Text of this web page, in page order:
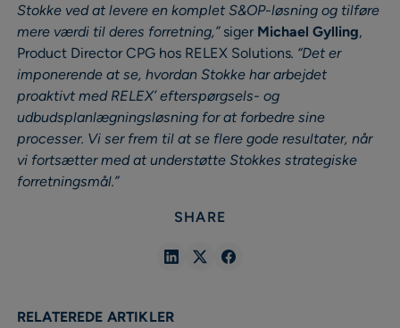
Stokke ved at levere en komplet S&OP-løsning og tilføre
mere værdi til deres forretning,” siger Michael Gylling,
Product Director CPG hos RELEX Solutions. “Det er
imponerende at se, hvordan Stokke har arbejdet
proaktivt med RELEX’ efterspørgsels- og
udbudsplanlægningsløsning for at forbedre sine
processer. Vi ser frem til at se flere gode resultater, når
vi fortsætter med at understøtte Stokkes strategiske
forretningsmål.”
SHARE
ShareShareShare
RELATEREDE ARTIKLER